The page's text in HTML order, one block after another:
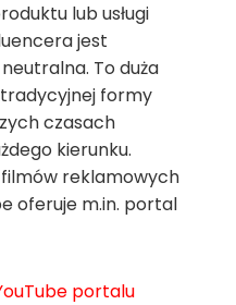
lub usługi
jest
To duża
formy
czasach
kierunku.
filmów reklamowych
oferuje m.in. portal
portalu